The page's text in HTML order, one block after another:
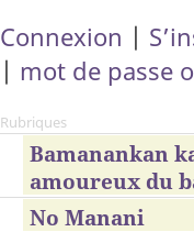
Connexion |
| mot de passe
Rubriques
Bamanankan
amoureux du
No Manani